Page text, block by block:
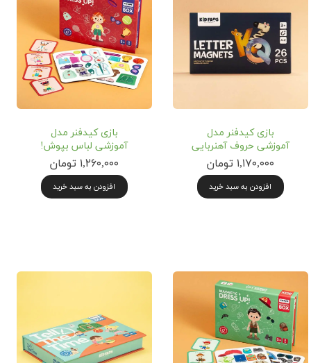
بازی‌ کیدفنر مدل
آموزشی حروف آهنربایی
۱,۱۷۰,۰۰۰ تومان
افزودن به سبد خرید
بازی‌ کیدفنر مدل
آموزشی لباس بپوش!
۱,۲۶۰,۰۰۰ تومان
افزودن به سبد خرید